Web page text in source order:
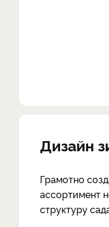
Дизайн
Грамотно
ассортимент
структуру